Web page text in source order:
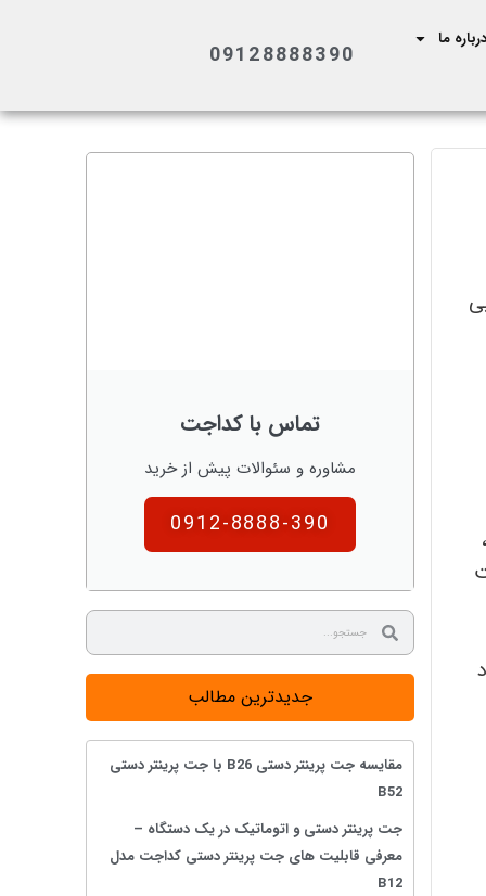
درباره ما
09128888390
تماس با کداجت
مشاوره و سئوالات پیش از خرید
0912-8888-390
جدیدترین مطالب
مقایسه جت پرینتر دستی B26 با جت پرینتر دستی
B52
جت پرینتر دستی و اتوماتیک در یک دستگاه –
معرفی قابلیت های جت پرینتر دستی کداجت مدل
B12